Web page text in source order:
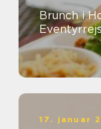
Brunch i
17. januar